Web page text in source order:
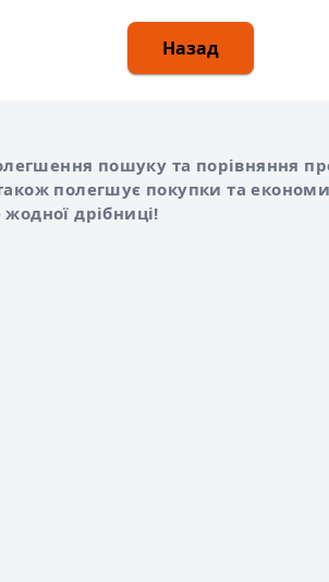
Назад
пошуку та порівняння
полегшує покупки та
дрібниці!